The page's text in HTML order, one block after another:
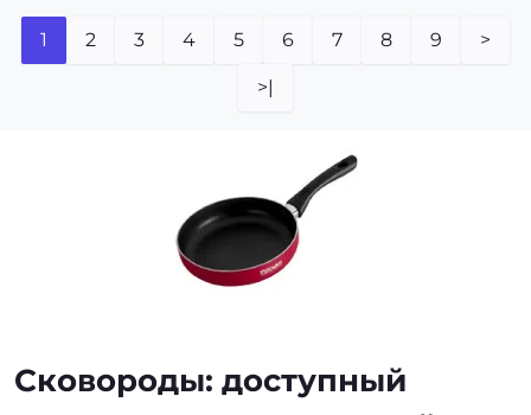
1 2 3 4 5 6 7 8 9 >
>|
Сковороды: доступный